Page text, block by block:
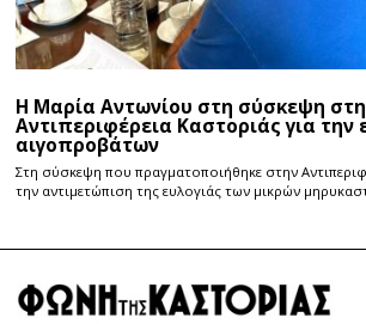
Η Μαρία Αντωνίου στη σύσκεψη
Αντιπεριφέρεια Καστοριάς για την
αιγοπροβάτων
Στη σύσκεψη που πραγματοποιήθηκε στην
την αντιμετώπιση της ευλογιάς των μικρών